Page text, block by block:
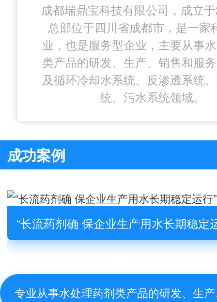
成都瑞鼎宝科技有限公司，成立
总部位于四川省成都市，是一家
业，也是服务型企业，主要从事
类产品的研发、生产、销售和服
及循环冷却水系统、反渗透系统
统、污水系统领域。
目前拥有“长流”水处理剂产品商
列水处理药剂成功应用于化工
材、造纸、电力、制药、食品、
环保等各领域，我们目前已经成
优势和高度竞争力的科技型
我们有多年从事工业水处理药剂
技术开发的团队，致力于研究并
过程中出现的诸多问题。持续的
以及生产技术的不断革新，使我
户提供专业化产品。
成都瑞鼎宝科技有限公司为每个
提供定制化解决方案，帮助客户
工艺过程，实现的经济效益和长
行。
成功案例
“长流药剂确 保企业生产用水长期稳定
专业从事水处理药剂类产品的研发、生